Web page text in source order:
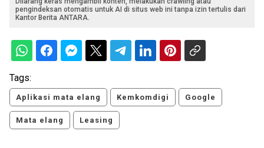
pengindeksan otomatis untuk AI di situs web ini tanpa izin tertulis dari
Kantor Berita ANTARA.
Tags:
Aplikasi mata elang Kemkomdigi Google
Mata elang Leasing